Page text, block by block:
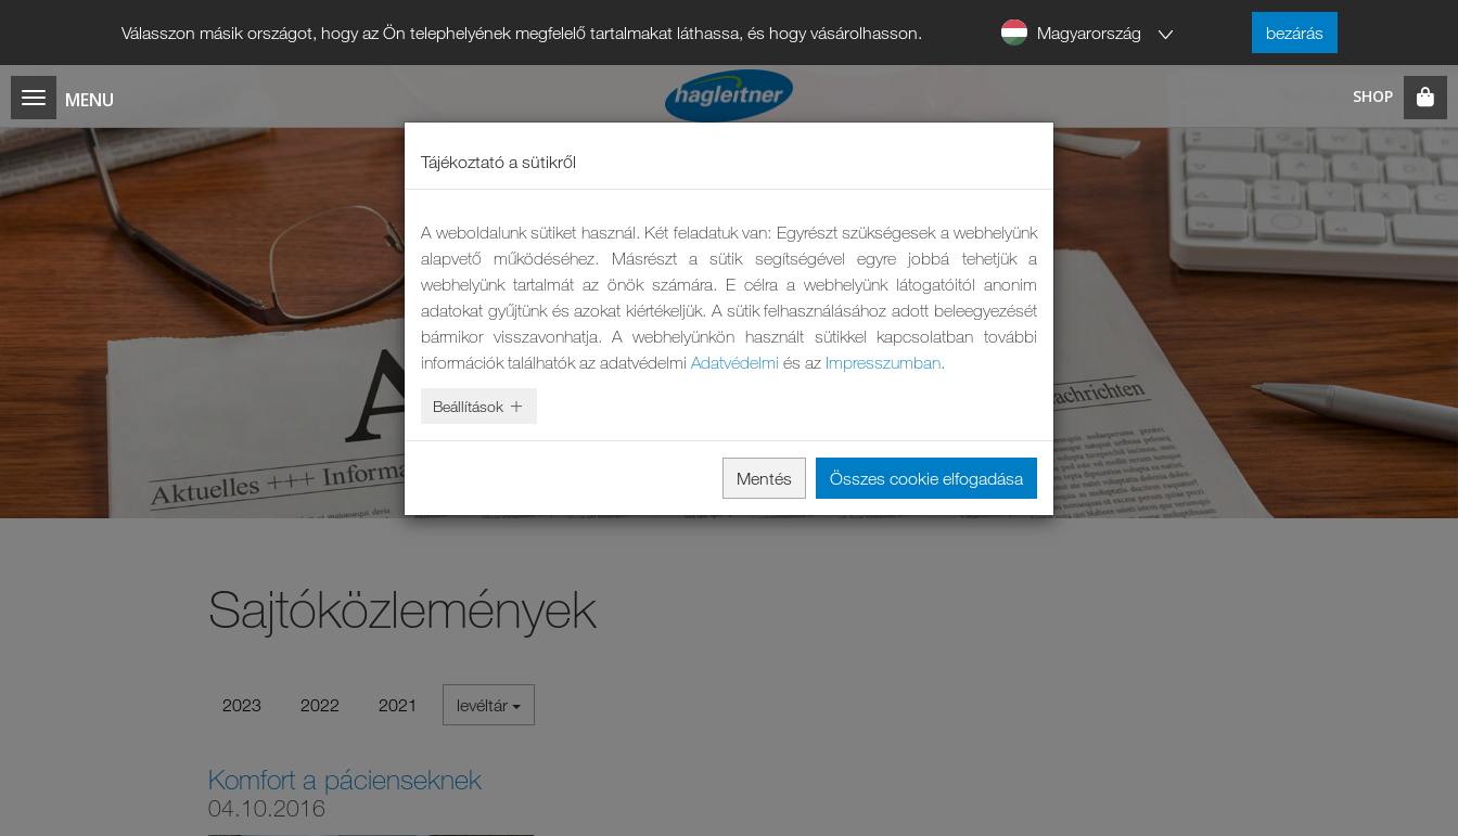
Válasszon másik országot, hogy az Ön telephelyének megfelelő tartalmakat láthassa, és hogy vásárolhasson. Magyarország bezárás
Sajtóközlemények
2023 2022 2021 levéltár
Komfort a pácienseknek
04.10.2016
Tájékoztató a sütikről
A weboldalunk sütiket használ. Két feladatuk van: Egyrészt szükségesek a webhelyünk
alapvető működéséhez. Másrészt a sütik segítségével egyre jobbá tehetjük a
webhelyünk tartalmát az önök számára. E célra a webhelyünk látogatóitól anonim
adatokat gyűjtünk és azokat kiértékeljük. A sütik felhasználásához adott beleegyezését
bármikor visszavonhatja. A webhelyünkön használt sütikkel kapcsolatban további
információk találhatók az adatvédelmi Adatvédelmi és az Impresszumban.
Beállítások
Mentés Összes cookie elfogadása